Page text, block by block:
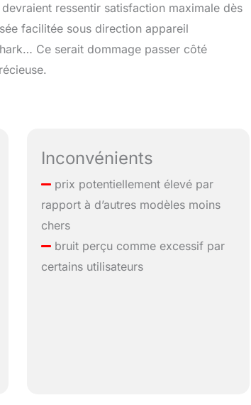
ressentir satisfaction maximale dès
facilitée sous direction appareil
Ce serait dommage passer côté
Inconvénients
prix potentiellement élevé par
rapport à d’autres modèles moins
chers
bruit perçu comme excessif par
certains utilisateurs